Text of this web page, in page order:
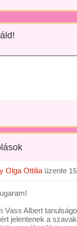
Olga Ottilia üzente
Vass Albert
jelentenek a